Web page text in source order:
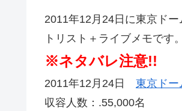
2011年12月24日に東京ドー
トリスト＋ライブメモです。
※ネタバレ注意!!
2011年12月24日 東京ドー
収容人数：.55,000名